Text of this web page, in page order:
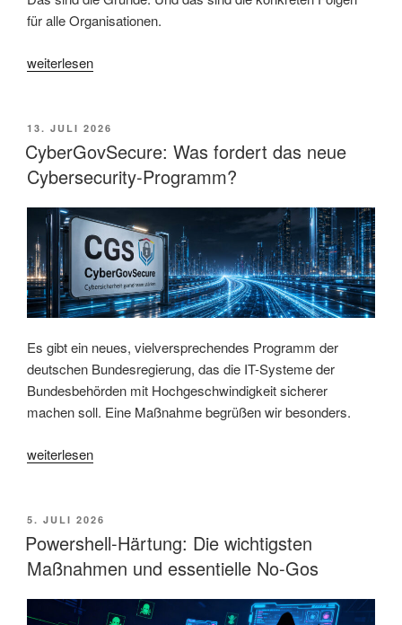
für alle Organisationen.
„Cybersecurity
Warum
Systemhärtung
gerade
zum
entscheidenden
Sicherheitsfaktor
wird“
weiterlesen
VERÖFFENTLICHT
AM
13. JULI 2026
CyberGovSecure: Was fordert das neue
Cybersecurity-Programm?
Es gibt ein neues, vielversprechendes Programm der
deutschen Bundesregierung, das die IT-Systeme der
Bundesbehörden mit Hochgeschwindigkeit sicherer
machen soll. Eine Maßnahme begrüßen wir besonders.
„CyberGovSecure:
das
neue
Cybersecurity-
Programm?“
weiterlesen
VERÖFFENTLICHT
AM
5. JULI 2026
Powershell-Härtung: Die wichtigsten
Maßnahmen und essentielle No-Gos